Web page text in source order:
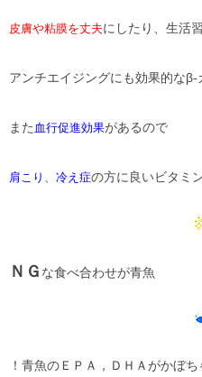
皮膚や粘膜を丈夫にしたり、生活
アンチエイジングにも効果的なβ-
また 血行促進効果があるので
肩こり 、 冷え症の方に良いビタミ
ＮＧ な食べ合わせが青魚
！青魚のＥＰＡ，ＤＨＡがかぼ